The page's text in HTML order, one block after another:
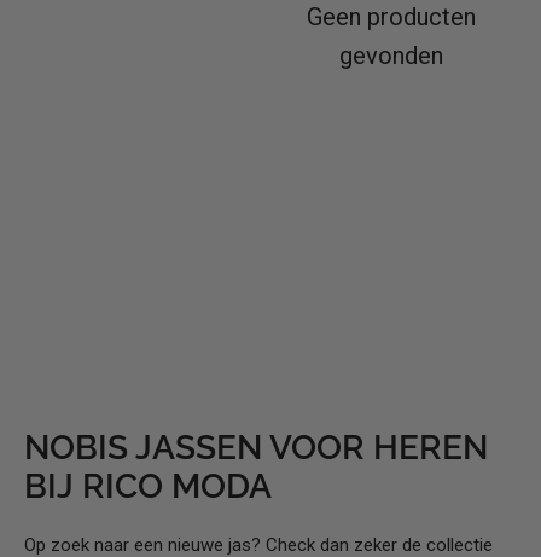
Geen producten
gevonden
NOBIS JASSEN VOOR HEREN
BIJ RICO MODA
Op zoek naar een nieuwe jas? Check dan zeker de collectie